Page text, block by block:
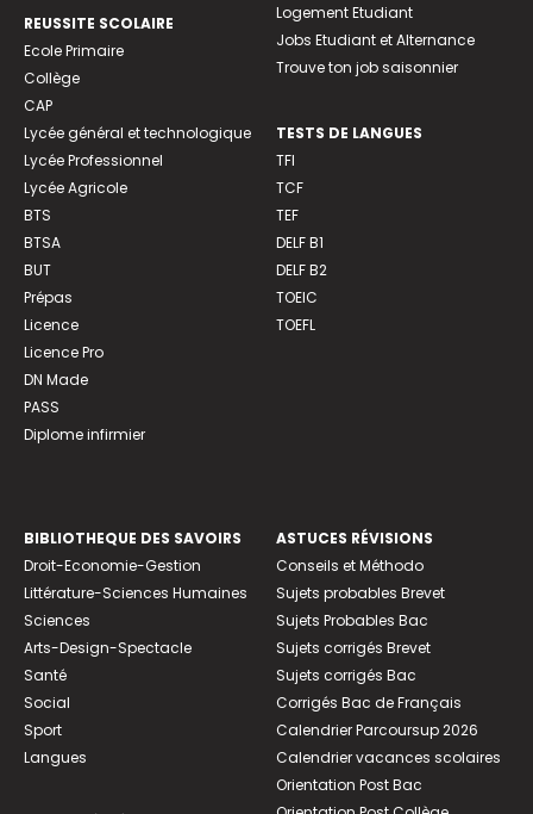
REUSSITE SCOLAIRE
Ecole Primaire
Collège
CAP
Lycée général et technologique
Lycée Professionnel
Lycée Agricole
BTS
BTSA
BUT
Prépas
Licence
Licence Pro
DN Made
PASS
Diplome infirmier
Logement Etudiant
Jobs Etudiant et Alternance
Trouve ton job saisonnier
TESTS DE LANGUES
TFI
TCF
TEF
DELF B1
DELF B2
TOEIC
TOEFL
BIBLIOTHEQUE DES SAVOIRS
Droit-Economie-Gestion
Littérature-Sciences Humaines
Sciences
Arts-Design-Spectacle
Santé
Social
Sport
Langues
ASTUCES RÉVISIONS
Conseils et Méthodo
Sujets probables Brevet
Sujets Probables Bac
Sujets corrigés Brevet
Sujets corrigés Bac
Corrigés Bac de Français
Calendrier Parcoursup 2026
Calendrier vacances scolaires
Orientation Post Bac